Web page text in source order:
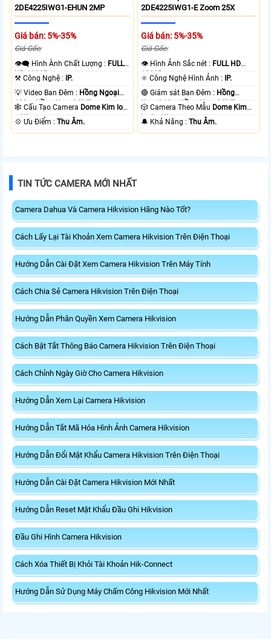
2DE4225IWG1-EHUN 2MP
Giá bán: 5%-35%
Giá Gốc:
👁️‍🗨 Hình Ành Chất Lượng : FULL
HD 1080P .
⚒ Công Nghệ :
IP.
💡 Video Ban Đêm : Hồng Ngoại
100m Hồng Ngoại SMD.
🕸️ Cấu Tạo Camera Dome Kim loại
+ Nhựa.
️💠 Ưu Điểm :Thu Âm.
2DE4225IWG1-E Zoom 25X
Giá bán: 5%-35%
Giá Gốc:
👁 Hình Ảnh Sắc nét : FULL HD
1080P .
⚛️ Công Nghệ Hình Ảnh :
IP.
🔴 Giám sát Ban Đêm : Hồng
Ngoại 10m Hồng Ngoại SMD.
🎲 Camera Theo Mẫu Dome Kim
loại + Nhựa.
️🔔 Khả Năng :Thu Âm.
TIN TỨC CAMERA MỚI NHẤT
Camera Dahua Và Camera Hikvision Hãng Nào Tốt?
Cách Lấy Lại Tài Khoản Xem Camera Hikvision Trên Điện Thoại
Hướng Dẫn Cài Đặt Xem Camera Hikvision Trên Máy Tính
Cách Chia Sẻ Camera Hikvision Trên Điện Thoại
Hướng Dẫn Phân Quyền Xem Camera Hikvision
Cách Bật Tắt Thông Báo Camera Hikvision Trên Điện Thoại
Cách Chỉnh Ngày Giờ Cho Camera Hikvision
Hướng Dẫn Xem Lại Camera Hikvision
Hướng Dẫn Tắt Mã Hóa Hình Ảnh Camera Hikvision
Hướng Dẫn Đổi Mật Khẩu Camera Hikvision Trên Điện Thoại
Hướng Dẫn Cài Đặt Camera Hikvision Mới Nhất
Hướng Dẫn Reset Mật Khẩu Đầu Ghi Hikvision
Đầu Ghi Hình Camera Hikvision
Cách Xóa Thiết Bị Khỏi Tài Khoản Hik-Connect
Hướng Dẫn Sử Dụng Máy Chấm Công Hikvision Mới Nhất